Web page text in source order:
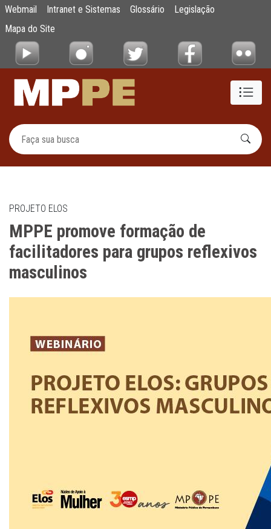
Pular para o Conteúdo principal
MPPE promove formação de facilitadores
Webmail Intranet e Sistemas Glossário
Legislação
Mapa do Site
PROJETO ELOS
MPPE promove formação de
facilitadores para grupos reflexivos
masculinos